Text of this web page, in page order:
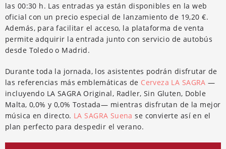
las 00:30 h. Las entradas ya están disponibles en la web
oficial con un precio especial de lanzamiento de 19,20 €.
Además, para facilitar el acceso, la plataforma de venta
permite adquirir la entrada junto con servicio de autobús
desde Toledo o Madrid.
Durante toda la jornada, los asistentes podrán disfrutar de
las referencias más emblemáticas de Cerveza LA SAGRA —
incluyendo LA SAGRA Original, Radler, Sin Gluten, Doble
Malta, 0,0% y 0,0% Tostada— mientras disfrutan de la mejor
música en directo. LA SAGRA Suena se convierte así en el
plan perfecto para despedir el verano.